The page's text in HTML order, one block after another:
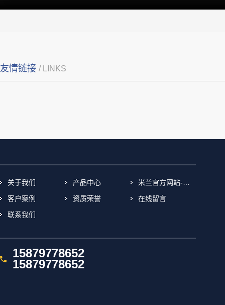
友情链接 / LINKS
关于我们 产品中心
客户案例
资质荣誉
在线留言
联系我们
15879778652
15879778652